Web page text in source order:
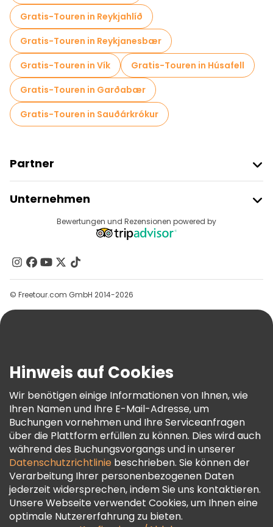
Gratis-Touren in Reykjahlíð
Gratis-Touren in Reykjanesbær
Gratis-Touren in Vík
Gratis-Touren in Húsafell
Gratis-Touren in Garðabær
Gratis-Touren in Sauðárkrókur
Partner
Anbieter-Anmeldung
Affiliate-Programm
Unternehmen
Reiseziele
Kontakt
Gruppen
Hilfe
AGB Und Rechtliches
Cookie-Richtlinie
Freetour Auszeichnungen
Treueprogramm
Bewertungen und Rezensionen powered by
© Freetour.com GmbH 2014-2026
Hinweis auf Cookies
Wir benötigen einige Informationen von Ihnen, wie
Ihren Namen und Ihre E-Mail-Adresse, um
Buchungen vornehmen und Ihre Serviceanfragen
über die Plattform erfüllen zu können. Dies wird auch
während des Buchungsvorgangs und in unserer
Datenschutzrichtlinie beschrieben. Sie können der
Verarbeitung Ihrer personenbezogenen Daten
jederzeit widersprechen, indem Sie uns kontaktieren.
Unsere Webseite verwendet Cookies, um Ihnen eine
optimale Nutzererfahrung zu bieten.